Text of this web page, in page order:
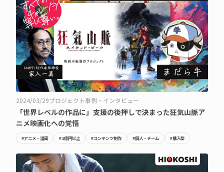
2024/03/29プロジェクト事例・インタビュー
「世界レベルの作品に」支援の後押しで決まった狂気山脈ア
ニメ映画化への覚悟
#アニメ・漫画 #1億円以上 #コンテンツ制作 #個人・チーム #購入型